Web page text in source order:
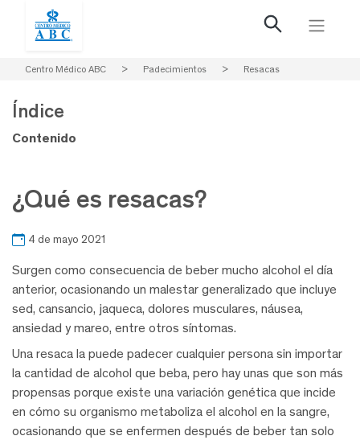
Centro Médico ABC > Padecimientos > Resacas
¿Qué es resacas?
4 de mayo 2021
Surgen como consecuencia de beber mucho alcohol el día
anterior, ocasionando un malestar generalizado que incluye
sed, cansancio, jaqueca, dolores musculares, náusea,
ansiedad y mareo, entre otros síntomas.
Una resaca la puede padecer cualquier persona sin importar
la cantidad de alcohol que beba, pero hay unas que son más
propensas porque existe una variación genética que incide
en cómo su organismo metaboliza el alcohol en la sangre,
ocasionando que se enfermen después de beber tan solo
Índice
Contenido